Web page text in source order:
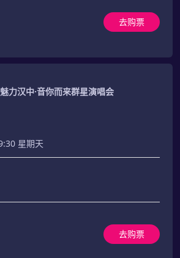
去购票
魅力汉中·音你而来群星演唱会
星期天
去购票